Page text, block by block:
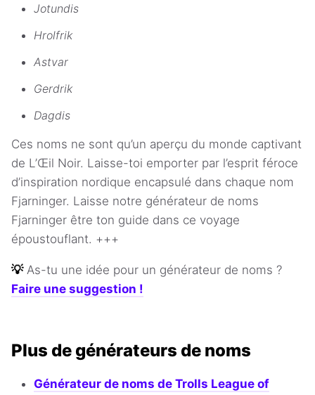
Jotundis
Hrolfrik
Astvar
Gerdrik
Dagdis
Ces noms ne sont qu’un aperçu du monde captivant
de L’Œil Noir. Laisse-toi emporter par l’esprit féroce
d’inspiration nordique encapsulé dans chaque nom
Fjarninger. Laisse notre générateur de noms
Fjarninger être ton guide dans ce voyage
époustouflant. +++
💡 As-tu une idée pour un générateur de noms ?
Faire une suggestion !
Plus de générateurs de noms
Générateur de noms de Trolls League of